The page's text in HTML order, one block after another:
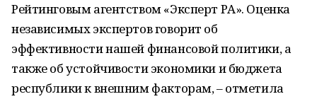
Рейтинговым агентством «Эксперт РА». Оценка
независимых экспертов говорит об
эффективности нашей финансовой политики, а
также об устойчивости экономики и бюджета
республики к внешним факторам, ‒ отметила